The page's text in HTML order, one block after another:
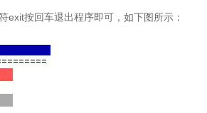
按回车退出程序即可，如下图所示：